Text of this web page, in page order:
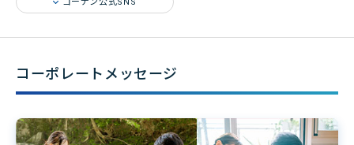
コーポレートメッセージ